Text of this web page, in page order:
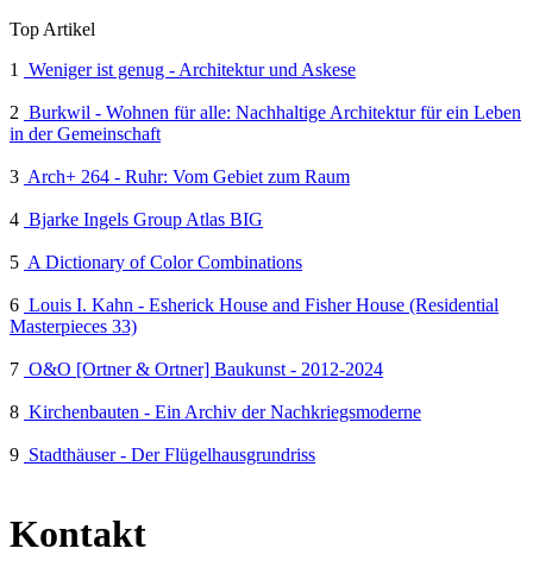
Top Artikel
1
Weniger ist genug - Architektur und Askese
2 Burkwil - Wohnen für alle: Nachhaltige Architektur für ein Leben
in der Gemeinschaft
3 Arch+ 264 - Ruhr: Vom Gebiet zum Raum
4 Bjarke Ingels Group Atlas BIG
5 A Dictionary of Color Combinations
6 Louis I. Kahn - Esherick House and Fisher House (Residential
Masterpieces 33)
7 O&O [Ortner & Ortner] Baukunst - 2012-2024
8 Kirchenbauten - Ein Archiv der Nachkriegsmoderne
9 Stadthäuser - Der Flügelhausgrundriss
Kontakt